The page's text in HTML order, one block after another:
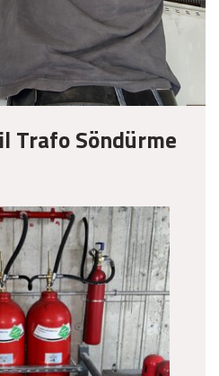
Trafo Söndürme